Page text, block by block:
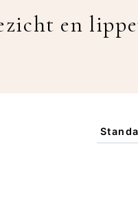
en